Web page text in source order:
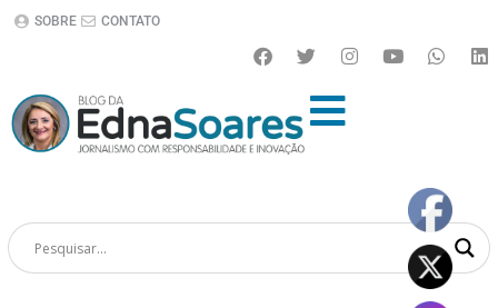
SOBRE CONTATO